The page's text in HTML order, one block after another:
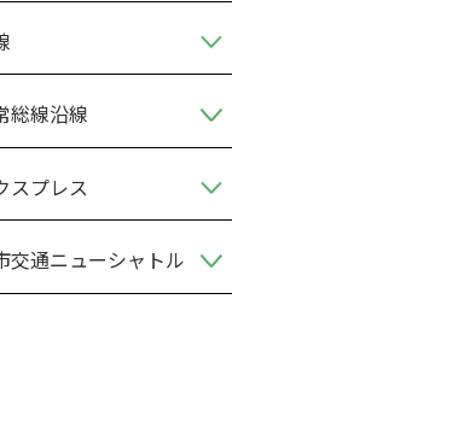
総線沿線
スプレス
交通ニューシャトル